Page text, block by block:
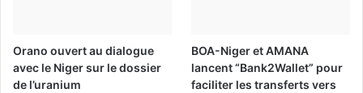
Orano ouvert au dialogue
avec le Niger sur le dossier
de l’uranium
BOA-Niger et AMANA
lancent “Bank2Wallet” pour
faciliter les transferts vers